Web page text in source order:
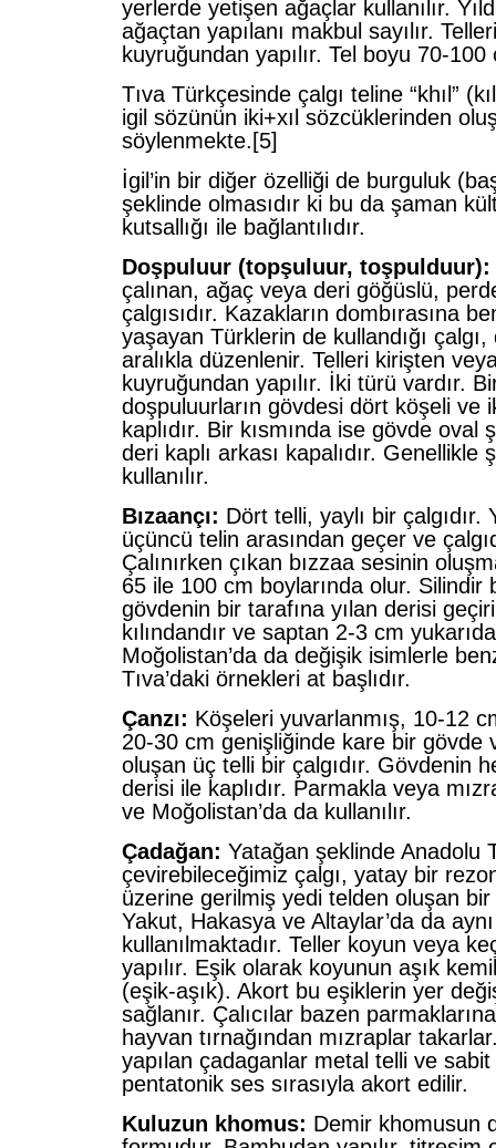
yerlerde yetişen ağaçlar kullanılır.
ağaçtan yapılanı makbul sayılır.
kuyruğundan yapılır. Tel boyu 70-100
Tıva Türkçesinde çalgı teline “khıl”
igil sözünün iki+xıl sözcüklerinden
söylenmekte. [5]
İgil’in bir diğer özelliği de burguluk
şeklinde olmasıdır ki bu da şaman
kutsallığı ile bağlantılıdır.
Doşpuluur (topşuluur, toşpulduur):
çalınan, ağaç veya deri göğüslü,
çalgısıdır. Kazakların dombırasına
yaşayan Türklerin de kullandığı
aralıkla düzenlenir. Telleri kirişten
kuyruğundan yapılır. İki türü vardır.
doşpuluurların gövdesi dört köşeli ve
kaplıdır. Bir kısmında ise gövde oval
deri kaplı arkası kapalıdır. Genellikle
kullanılır.
Bızaançı: Dört telli, yaylı bir çalgıdır.
üçüncü telin arasından geçer ve
Çalınırken çıkan bızzaa sesinin
65 ile 100 cm boylarında olur. Silindir
gövdenin bir tarafına yılan derisi
kılındandır ve saptan 2-3 cm
Moğolistan’da da değişik isimlerle
Tıva’daki örnekleri at başlıdır.
Çanzı: Köşeleri yuvarlanmış, 10-12
20-30 cm genişliğinde kare bir gövde
oluşan üç telli bir çalgıdır. Gövdenin
derisi ile kaplıdır. Parmakla veya
ve Moğolistan’da da kullanılır.
Çadağan: Yatağan şeklinde Anadolu
çevirebileceğimiz çalgı, yatay bir
üzerine gerilmiş yedi telden oluşan bir
Yakut, Hakasya ve Altaylar’da da
kullanılmaktadır. Teller koyun veya
yapılır. Eşik olarak koyunun aşık
(eşik-aşık). Akort bu eşiklerin yer
sağlanır. Çalıcılar bazen
hayvan tırnağından mızraplar
yapılan çadaganlar metal telli ve
pentatonik ses sırasıyla akort edilir.
Kuluzun khomus: Demir khomusun